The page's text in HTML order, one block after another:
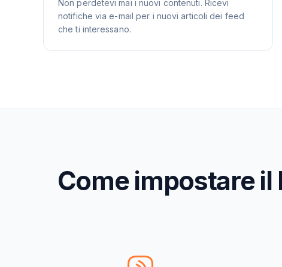
Non perdetevi mai i nuovi contenuti. Ricevi
notifiche via e-mail per i nuovi articoli dei feed
che ti interessano.
Come impostare il